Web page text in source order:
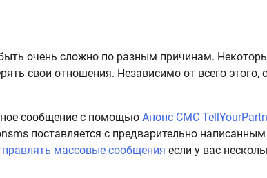
очень сложно по разным причинам.
свои отношения. Независимо от всего этого,
сообщение с помощью Анонс СМС
поставляется с предварительно написанным
массовые сообщения если у вас